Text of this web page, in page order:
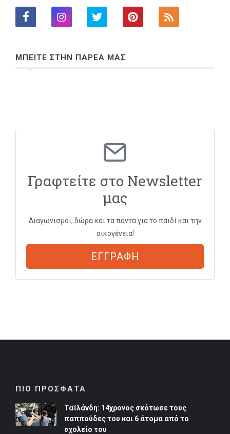
ΜΠΕΙΤΕ ΣΤΗΝ ΠΑΡΕΑ ΜΑΣ
Γραφτείτε στο Newsletter
μας
Διαγωνισμοί, δώρα και τα πάντα για το παιδί και την
οικογένεια!
ΕΓΓΡΑΦΗ
ΠΙΟ ΠΡΟΣΦΑΤΑ
Ταϊλάνδη: 14χρονος σκότωσε τους
παππούδες του και 6 άτομα από το
σχολείο του